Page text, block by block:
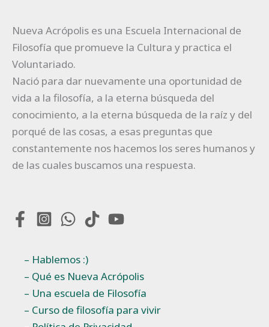
Nueva Acrópolis es una Escuela Internacional de
Filosofía que promueve la Cultura y practica el
Voluntariado.
Nació para dar nuevamente una oportunidad de
vida a la filosofía, a la eterna búsqueda del
conocimiento, a la eterna búsqueda de la raíz y del
porqué de las cosas, a esas preguntas que
constantemente nos hacemos los seres humanos y
de las cuales buscamos una respuesta.
– Hablemos :)
– Qué es Nueva Acrópolis
– Una escuela de Filosofía
– Curso de filosofía para vivir